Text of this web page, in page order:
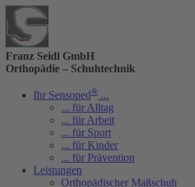
Franz Seidl GmbH
Orthopädie – Schuhtechnik
Ihr Sensoped® ...
... für Alltag
... für Arbeit
... für Sport
... für Kinder
... für Prävention
Leistungen
Orthopädischer Maßschuh